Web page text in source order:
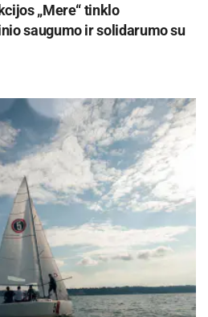
„Mere“ tinklo
saugumo ir solidarumo su